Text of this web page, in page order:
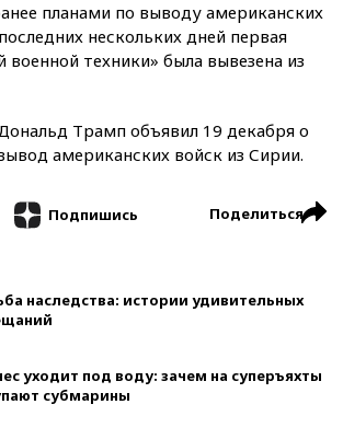
планами по выводу американских
нескольких дней первая
военной техники» была вывезена из
Трамп объявил 19 декабря о
американских войск из Сирии.
Подпишись Поделиться
наследства: истории удивительных
уходит под воду: зачем на суперъяхты
субмарины